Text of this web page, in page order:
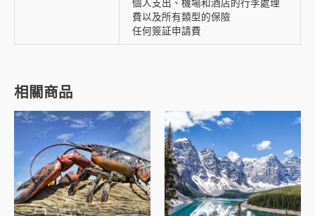
費以及所有類型的保險
任何簽証申請費
相關商品